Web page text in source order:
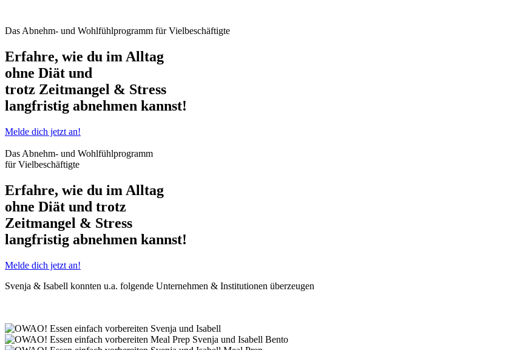
Das Abnehm- und Wohlfühlprogramm für Vielbeschäftigte
Erfahre, wie du im Alltag
ohne Diät und
trotz Zeitmangel & Stress
langfristig abnehmen kannst!
Melde dich jetzt an!
Das Abnehm- und Wohlfühlprogramm
für Vielbeschäftigte
Erfahre, wie du im Alltag
ohne Diät und trotz
Zeitmangel & Stress
langfristig abnehmen kannst!
Melde dich jetzt an!
Svenja & Isabell konnten u.a. folgende Unternehmen & Institutionen überzeugen